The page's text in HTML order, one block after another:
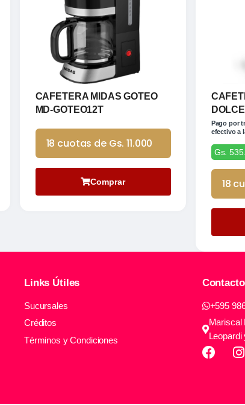
CAFETERA MIDAS GOTEO
MD-GOTEO12T
18 cuotas de Gs. 11.000
Comprar
Pago por
efectivo a
Gs.
18
Links Útiles
Sucursales
Créditos
Términos y Condiciones
Contacto
+595
Mariscal